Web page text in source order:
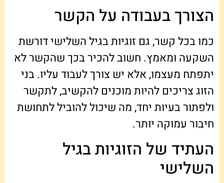
הצורך בעבודה על הקשר
כמו בכל קשר, גם זוגיות בגיל השלישי דורשת
השקעה ומאמץ. חשוב להכיר בכך שהקשר לא
יתפתח מעצמו, אלא יש צורך לעבוד עליו. בני
הזוג צריכים להיות מוכנים להקשיב, לתקשר
ולפתור בעיות יחד, מה שיכול להוביל לתחושת
חיבור עמוקה יותר.
העתיד של הזוגיות בגיל
השלישי